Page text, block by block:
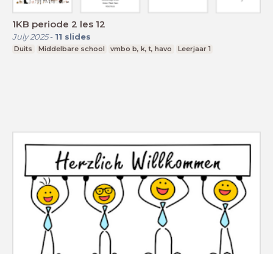
1KB periode 2 les 12
July 2025- 11 slides
Duits Middelbare school vmbo b, k, t, havo Leerjaar 1